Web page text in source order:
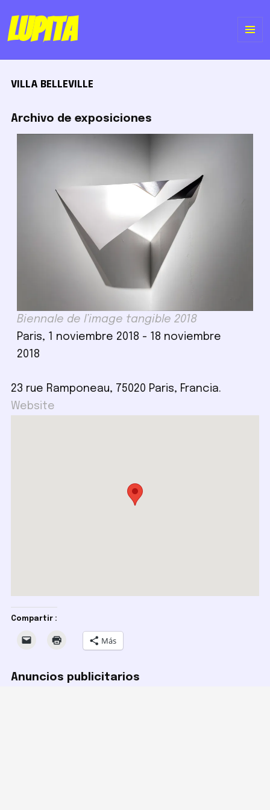
Lupita
VILLA BELLEVILLE
Archivo de exposiciones
Biennale de l’image tangible 2018
Paris, 1 noviembre 2018 - 18 noviembre
2018
23 rue Ramponeau, 75020 Paris, Francia.
Website
Compartir :
Más
Anuncios publicitarios